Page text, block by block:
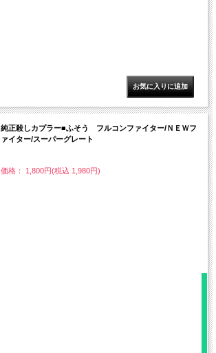
純正殺しカプラー■ふそう フルコンファイター/ＮＥＷフ
ァイター/スーパーグレート
価格： 1,800円(税込 1,980円)